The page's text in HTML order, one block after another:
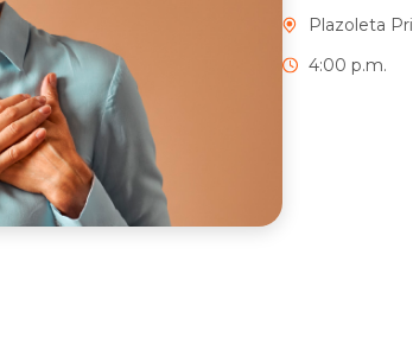
Plazoleta
4:00 p.m.